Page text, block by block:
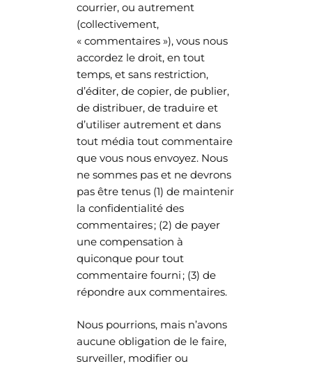
courrier, ou autrement
(collectivement,
« commentaires »), vous nous
accordez le droit, en tout
temps, et sans restriction,
d’éditer, de copier, de publier,
de distribuer, de traduire et
d’utiliser autrement et dans
tout média tout commentaire
que vous nous envoyez. Nous
ne sommes pas et ne devrons
pas être tenus (1) de maintenir
la confidentialité des
commentaires ; (2) de payer
une compensation à
quiconque pour tout
commentaire fourni ; (3) de
répondre aux commentaires.
Nous pourrions, mais n’avons
aucune obligation de le faire,
surveiller, modifier ou